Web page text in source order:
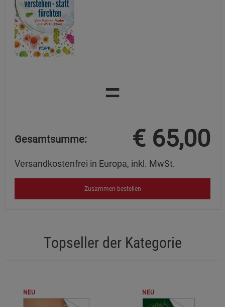
=
Gesamtsumme: € 65,00
Versandkostenfrei in Europa, inkl. MwSt.
Zusammen bestellen
Topseller der Kategorie
NEU NEU